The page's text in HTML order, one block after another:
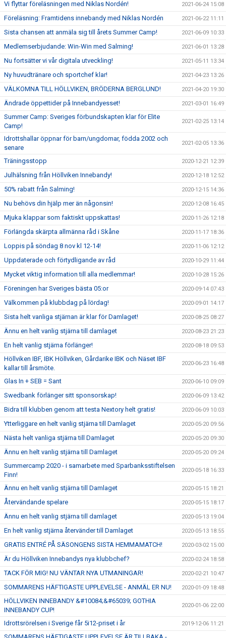
Vi flyttar föreläsningen med Niklas Nordén! 2021-06-24 15:08
Föreläsning: Framtidens innebandy med Niklas Nordén 2021-06-22 11:11
Sista chansen att anmäla sig till årets Summer Camp! 2021-06-09 10:33
Medlemserbjudande: Win-Win med Salming! 2021-06-01 13:28
Nu fortsätter vi vår digitala utveckling! 2021-05-11 13:34
Ny huvudtränare och sportchef klar! 2021-04-23 13:26
VÄLKOMNA TILL HÖLLVIKEN, BRÖDERNA BERGLUND! 2021-04-20 19:30
Ändrade öppettider på Innebandyesset! 2021-03-01 16:49
Summer Camp: Sveriges förbundskapten klar för Elite
Camp!
2021-02-25 13:14
Idrottshallar öppnar för barn/ungdomar, födda 2002 och
senare
2021-02-05 13:36
Träningsstopp 2020-12-21 12:39
Julhälsning från Höllviken Innebandy! 2020-12-18 12:52
50% rabatt från Salming! 2020-12-15 14:36
Nu behövs din hjälp mer än någonsin! 2020-12-08 16:45
Mjuka klappar som faktiskt uppskattas! 2020-11-26 12:18
Förlängda skärpta allmänna råd i Skåne 2020-11-17 18:36
Loppis på söndag 8 nov kl 12-14! 2020-11-06 12:12
Uppdaterade och förtydligande av råd 2020-10-29 11:44
Mycket viktig information till alla medlemmar! 2020-10-28 15:26
Föreningen har Sveriges bästa 05:or 2020-09-14 07:43
Välkommen på klubbdag på lördag! 2020-09-01 14:17
Sista helt vanliga stjärnan är klar för Damlaget! 2020-08-25 08:27
Ännu en helt vanlig stjärna till damlaget 2020-08-23 21:23
En helt vanlig stjärna förlänger! 2020-08-18 09:53
Höllviken IBF, IBK Höllviken, Gårdarike IBK och Näset IBF
kallar till årsmöte.
2020-06-23 16:48
Glas In + SEB = Sant 2020-06-10 09:09
Swedbank förlänger sitt sponsorskap! 2020-06-09 13:42
Bidra till klubben genom att testa Nextory helt gratis! 2020-06-09 10:03
Ytterliggare en helt vanlig stjärna till Damlaget 2020-05-20 09:56
Nästa helt vanliga stjärna till Damlaget 2020-05-20 09:30
Ännu en helt vanlig stjärna till Damlaget 2020-05-20 09:24
Summercamp 2020 - i samarbete med Sparbanksstiftelsen
Finn!
2020-05-18 16:33
Ännu en helt vanlig stjärna till Damlaget 2020-05-15 18:21
Återvändande spelare 2020-05-15 18:17
Ännu en helt vanlig stjärna till damlaget 2020-05-13 19:04
En helt vanlig stjärna återvänder till Damlaget 2020-05-13 18:55
GRATIS ENTRÉ PÅ SÄSONGENS SISTA HEMMAMATCH! 2020-03-02 15:00
Är du Höllviken Innebandys nya klubbchef? 2020-02-24 18:58
TACK FÖR MIG! NU VÄNTAR NYA UTMANINGAR! 2020-02-21 10:47
SOMMARENS HÄFTIGASTE UPPLEVELSE - ANMÄL ER NU! 2020-01-09 18:48
HÖLLVIKEN INNEBANDY &#10084;&#65039; GOTHIA
INNEBANDY CUP!
2020-01-06 22:00
Idrottsrörelsen i Sverige får 5i12-priset i år 2019-12-06 11:21